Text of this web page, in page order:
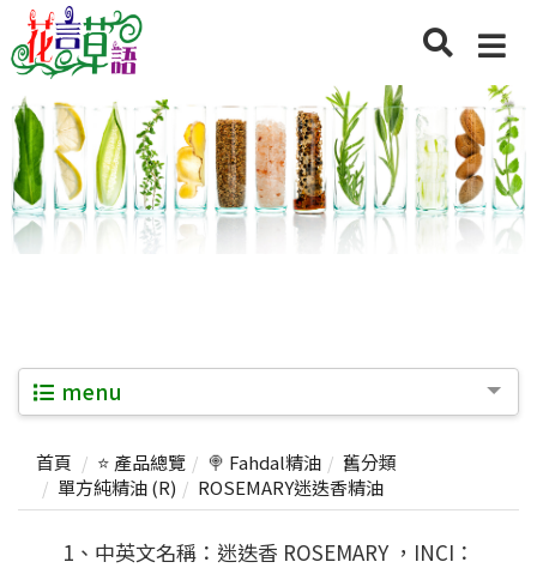
menu
首頁 ⭐ 產品總覽 🍭 Fahdal精油
舊分類
單方純精油 (R)
ROSEMARY迷迭香精油
1、中英文名稱：迷迭香 ROSEMARY ，INCI：